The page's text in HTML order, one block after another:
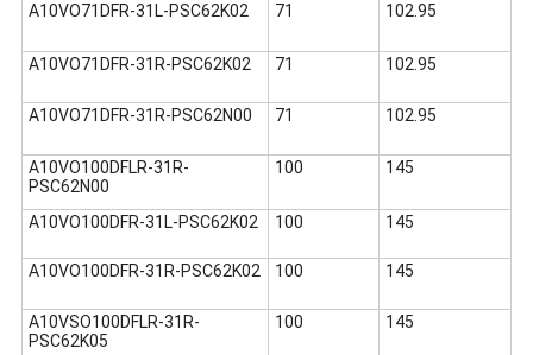
A10VO71DFR-31L-PSC62K02 71 102.95
A10VO71DFR-31R-PSC62K02 71 102.95
A10VO71DFR-31R-PSC62N00 71 102.95
A10VO100DFLR-31R-
PSC62N00
100 145
A10VO100DFR-31L-PSC62K02 100 145
A10VO100DFR-31R-PSC62K02 100 145
A10VSO100DFLR-31R-
PSC62K05
100 145